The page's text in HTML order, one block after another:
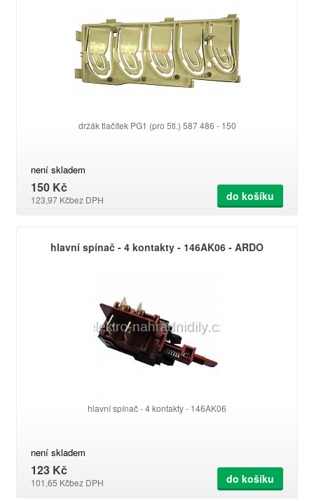
držák tlačítek PG1 (pro 5tl.) 587 486 - 150
není skladem
150 Kč
123,97 Kčbez DPH do košíku
hlavní spínač - 4 kontakty - 146AK06 - ARDO
hlavní spínač - 4 kontakty - 146AK06
není skladem
123 Kč
101,65 Kčbez DPH do košíku